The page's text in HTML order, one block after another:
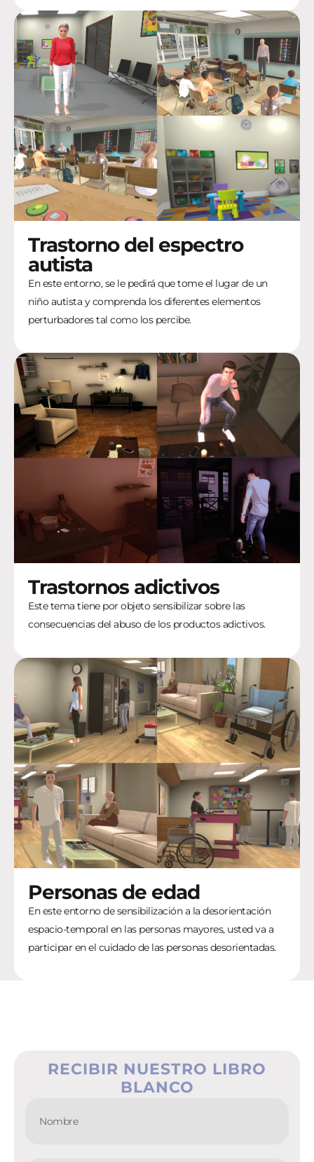
Trastorno del espectro
autista
En este entorno, se le pedirá que tome el lugar de un
niño autista y comprenda los diferentes elementos
perturbadores tal como los percibe.
Trastornos adictivos
Este tema tiene por objeto sensibilizar sobre las
consecuencias del abuso de los productos adictivos.
Personas de edad
En este entorno de sensibilización a la desorientación
espacio-temporal en las personas mayores, usted va a
participar en el cuidado de las personas desorientadas.
RECIBIR NUESTRO LIBRO
BLANCO